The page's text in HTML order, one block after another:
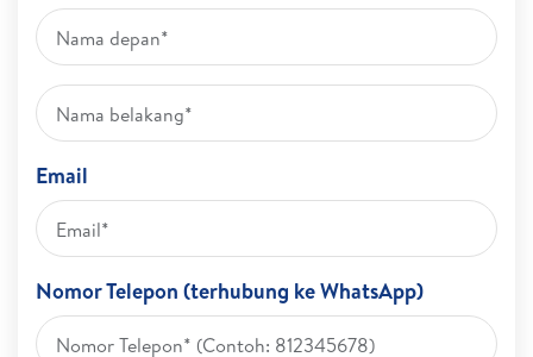
Email
Nomor Telepon (terhubung ke WhatsApp)